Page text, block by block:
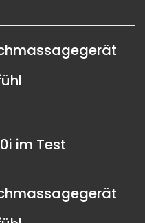
im Test